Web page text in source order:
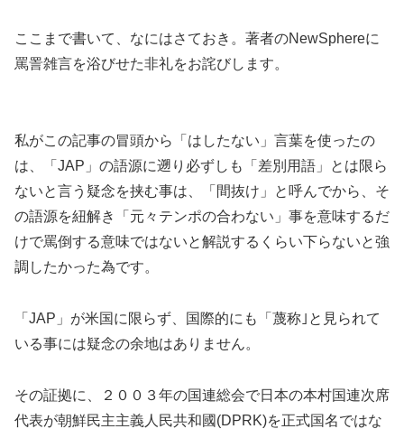
ここまで書いて、なにはさておき。著者のNewSphereに
罵詈雑言を浴びせた非礼をお詫びします。
私がこの記事の冒頭から「はしたない」言葉を使ったの
は、「JAP」の語源に遡り必ずしも「差別用語」とは限ら
ないと言う疑念を挟む事は、「間抜け」と呼んでから、そ
の語源を紐解き「元々テンポの合わない」事を意味するだ
けで罵倒する意味ではないと解説するくらい下らないと強
調したかった為です。
「JAP」が米国に限らず、国際的にも「蔑称｣と見られて
いる事には疑念の余地はありません。
その証拠に、２００３年の国連総会で日本の本村国連次席
代表が朝鮮民主主義人民共和國(DPRK)を正式国名ではな